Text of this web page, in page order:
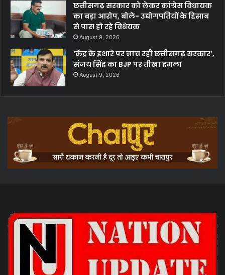
छत्तीसगढ़ सरकार को लेकर कांग्रेस विधायक
का बड़ा आरोप, बोले- उद्योगपतियों के हिसाब
से पास हो रहे विधेयक
August 9, 2026
‘केंद्र के इशारे पर नाच रही छत्तीसगढ़ सरकार’,
संजय सिंह का BJP पर तीखा हमला
August 9, 2026